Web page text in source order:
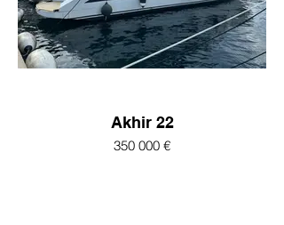
Akhir 22
350 000 €